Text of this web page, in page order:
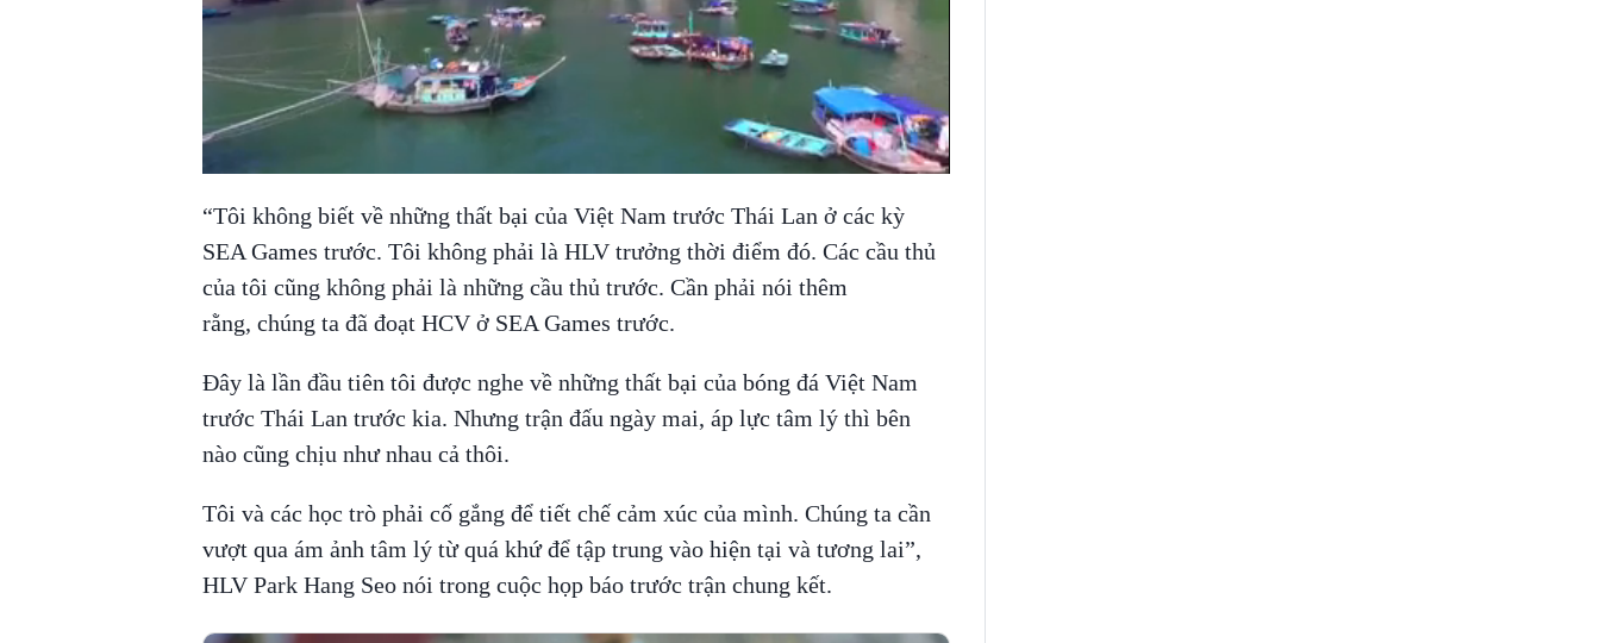
“Tôi không biết về những thất bại của Việt Nam trước Thái Lan ở các kỳ
SEA Games trước. Tôi không phải là HLV trưởng thời điểm đó. Các cầu thủ
của tôi cũng không phải là những cầu thủ trước. Cần phải nói thêm
rằng, chúng ta đã đoạt HCV ở SEA Games trước.
Đây là lần đầu tiên tôi được nghe về những thất bại của bóng đá Việt Nam
trước Thái Lan trước kia. Nhưng trận đấu ngày mai, áp lực tâm lý thì bên
nào cũng chịu như nhau cả thôi.
Tôi và các học trò phải cố gắng để tiết chế cảm xúc của mình. Chúng ta cần
vượt qua ám ảnh tâm lý từ quá khứ để tập trung vào hiện tại và tương lai”,
HLV Park Hang Seo nói trong cuộc họp báo trước trận chung kết.